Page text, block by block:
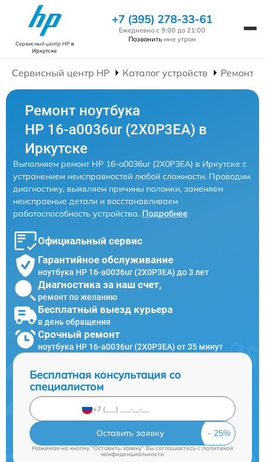
Сервисный центр HPв
Иркутске
+7 (395) 278-33-61
Ежедневно с 9:00 до 21:00
Позвонить мне утром
Сервисный центр HP Каталог устройств Ремонт
Ремонт ноутбука
HP 16-a0036ur (2X0P3EA) в
Иркутске
Выполняем ремонт HP 16-a0036ur (2X0P3EA) в Иркутске с
устранением неисправностей любой сложности. Проводим
диагностику, выявляем причины поломки, заменяем
неисправные детали и восстанавливаем
работоспособность устройства. Подробнее
Официальный сервис
Гарантийное обслуживание
ноутбука HP 16-a0036ur (2X0P3EA) до 3 лет
Диагностика за наш счет,
ремонт по желанию
Бесплатный выезд курьера
в день обращения
Срочный ремонт
ноутбука HP 16-a0036ur (2X0P3EA) от 35 минут
Бесплатная консультация со
специалистом
Оставить заявку
Нажимая на кнопку "Оставить заявку" Вы соглашаетесь cполитикой
конфиденциальности